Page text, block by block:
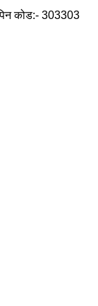
कोड:- 303303